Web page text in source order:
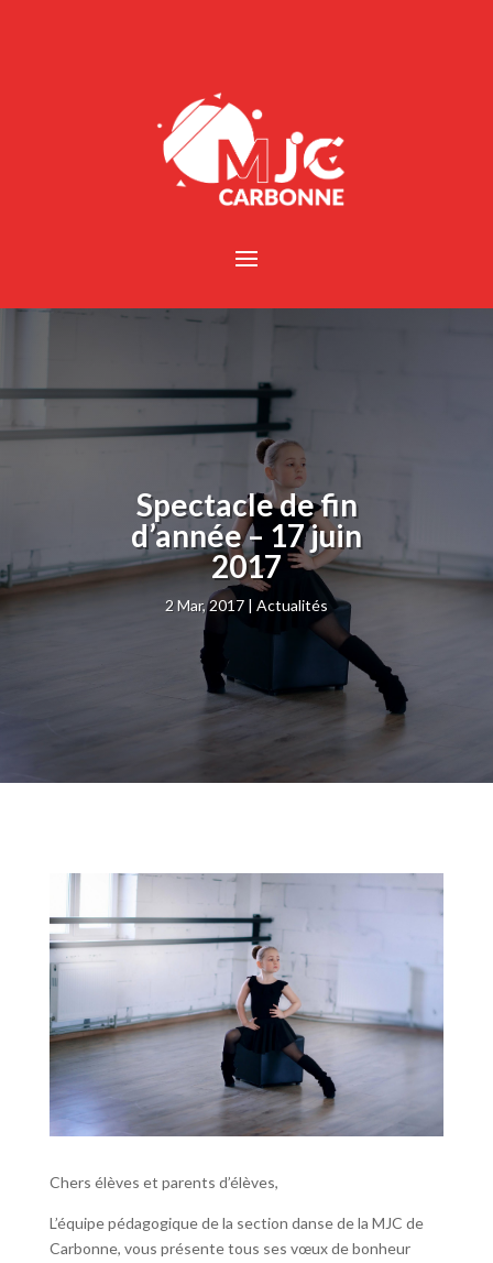
Spectacle de fin
d’année – 17 juin
2017
2 Mar, 2017 Actualités
Chers élèves et parents d’élèves,
L’équipe pédagogique de la section danse de la MJC de
Carbonne, vous présente tous ses vœux de bonheur